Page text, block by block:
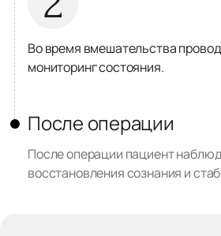
Во время вмешательства
мониторинг состояния.
После операции
После операции пациент
восстановления сознания и